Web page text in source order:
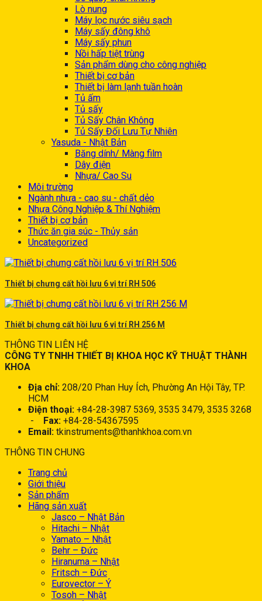
Lò nung
Máy lọc nước siêu sạch
Máy sấy đông khô
Máy sấy phun
Nồi hấp tiệt trùng
Sản phẩm dùng cho công nghiệp
Thiết bị cơ bản
Thiết bị làm lạnh tuần hoàn
Tủ ấm
Tủ sấy
Tủ Sấy Chân Không
Tủ Sấy Đối Lưu Tự Nhiên
Yasuda - Nhật Bản
Băng dính/ Màng film
Dây điện
Nhựa/ Cao Su
Môi trường
Ngành nhựa - cao su - chất dẻo
Nhựa Công Nghiệp & Thí Nghiệm
Thiết bị cơ bản
Thức ăn gia súc - Thủy sản
Uncategorized
Thiết bị chưng cất hồi lưu 6 vị trí RH 506
Thiết bị chưng cất hồi lưu 6 vị trí RH 256 M
THÔNG TIN LIÊN HỆ
CÔNG TY TNHH THIẾT BỊ KHOA HỌC KỸ THUẬT THÀNH
KHOA
Địa chỉ: 208/20 Phan Huy Ích, Phường An Hội Tây, TP.
HCM
Điện thoại: +84-28-3987 5369, 3535 3479, 3535 3268
- Fax: +84-28-54367595
Email: tkinstruments@thanhkhoa.com.vn
THÔNG TIN CHUNG
Trang chủ
Giới thiệu
Sản phẩm
Hãng sản xuất
Jasco – Nhật Bản
Hitachi – Nhật
Yamato – Nhật
Behr – Đức
Hiranuma – Nhật
Fritsch – Đức
Eurovector – Ý
Tosoh – Nhật